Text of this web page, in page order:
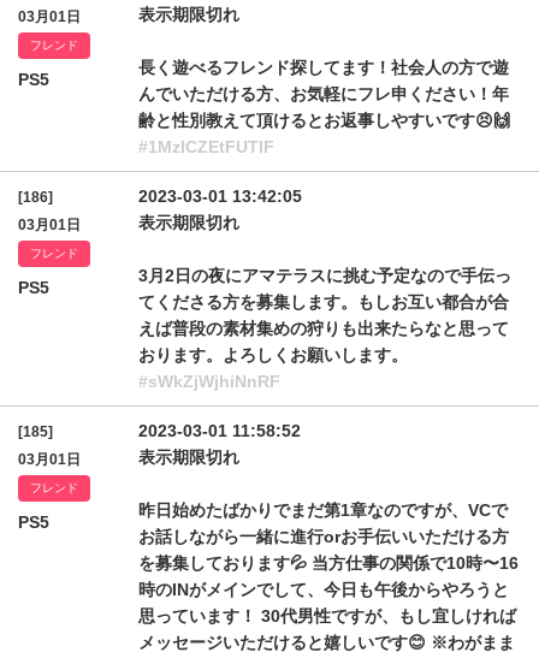
03月01日
フレンド
PS5
表示期限切れ
長く遊べるフレンド探してます！社会人の方で遊
んでいただける方、お気軽にフレ申ください！年
齢と性別教えて頂けるとお返事しやすいです😣🙌
#1MzlCZEtFUTlF
[186]
03月01日
フレンド
PS5
2023-03-01 13:42:05
表示期限切れ
3月2日の夜にアマテラスに挑む予定なので手伝っ
てくださる方を募集します。もしお互い都合が合
えば普段の素材集めの狩りも出来たらなと思って
おります。よろしくお願いします。
#sWkZjWjhiNnRF
[185]
03月01日
フレンド
PS5
2023-03-01 11:58:52
表示期限切れ
昨日始めたばかりでまだ第1章なのですが、VCで
お話しながら一緒に進行orお手伝いいただける方
を募集しております💦 当方仕事の関係で10時〜16
時のINがメインでして、今日も午後からやろうと
思っています！ 30代男性ですが、もし宜しければ
メッセージいただけると嬉しいです😊 ※わがまま